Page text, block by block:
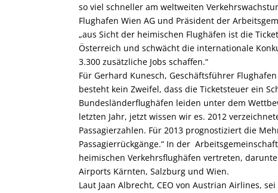
so viel schneller am weltweiten
Flughafen Wien AG und Präsident der
„aus Sicht der heimischen Flughäfen ist die
Österreich und schwächt die internationale
3.300 zusätzliche Jobs schaffen.“
Für Gerhard Kunesch, Geschäftsführer
besteht kein Zweifel, dass die Ticketsteuer ein
Bundesländerflughäfen leiden unter dem
letzten Jahr, jetzt wissen wir es. 2012
Passagierzahlen. Für 2013 prognostiziert die
Passagierrückgänge.“ In der
heimischen Verkehrsflughäfen vertreten,
Airports Kärnten, Salzburg und Wien.
Laut Jaan Albrecht, CEO von Austrian Airlines,